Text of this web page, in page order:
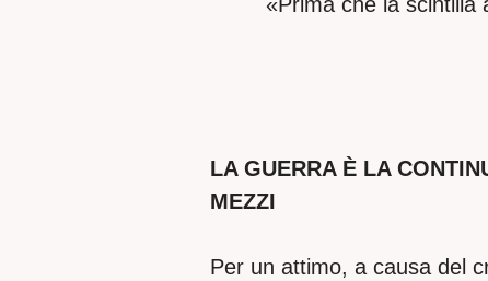
LA GUERRA È LA
MEZZI
Per un attimo, a causa del